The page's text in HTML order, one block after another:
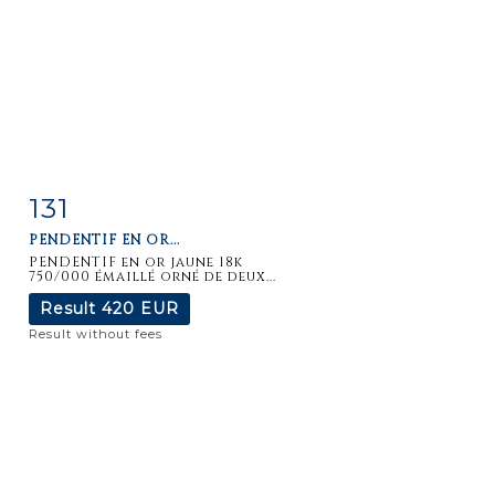
Item detail
131
PENDENTIF EN OR...
PENDENTIF en or jaune 18k
750/000 émaillé orné de deux...
Result 420 EUR
Result without fees